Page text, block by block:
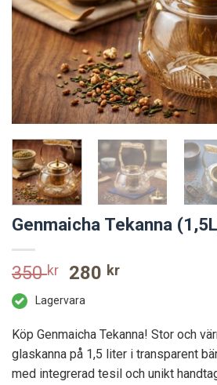
Genmaicha Tekanna
350kr
Original
was:
350 kr.
280 krCurrent
280 kr.
Lagervara
Köp Genmaicha Tekanna! Stor och
glaskanna på 1,5 liter i transparent
med integrerad tesil och unikt